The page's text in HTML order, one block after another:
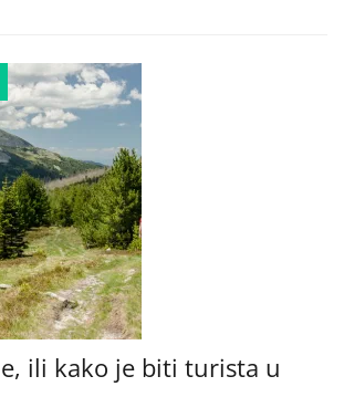
ili kako je biti turista u